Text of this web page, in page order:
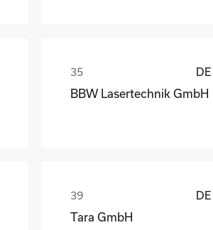
DE
BBW Lasertechnik GmbH
DE
Tara GmbH